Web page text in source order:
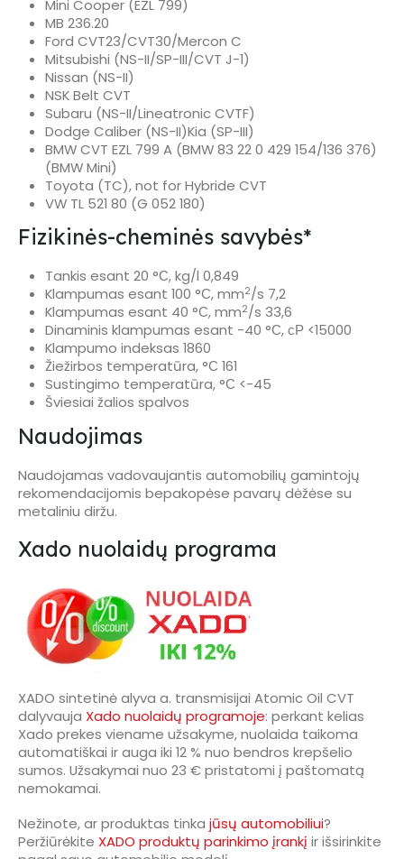
Mini Cooper (EZL 799)
MB 236.20
Ford CVT23/CVT30/Mercon C
Mitsubishi (NS-II/SP-III/CVT J-1)
Nissan (NS-II)
NSK Belt CVT
Subaru (NS-II/Lineatronic CVTF)
Dodge Caliber (NS-II)Kia (SP-III)
BMW CVT EZL 799 A (BMW 83 22 0 429 154/136 376)
(BMW Mini)
Toyota (TC), not for Hybride CVT
VW TL 521 80 (G 052 180)
Fizikinės-cheminės savybės*
Tankis esant 20 °С, kg/l 0,849
Klampumas esant 100 °С, mm2/s 7,2
Klampumas esant 40 °С, mm2/s 33,6
Dinaminis klampumas esant -40 °С, сР <15000
Klampumo indeksas 1860
Žiežirbos temperatūra, °С 161
Sustingimo temperatūra, °С <-45
Šviesiai žalios spalvos
Naudojimas
Naudojamas vadovaujantis automobilių gamintojų
rekomendacijomis bepakopėse pavarų dėžėse su
metaliniu diržu.
Xado nuolaidų programa
XADO sintetinė alyva a. transmisijai Atomic Oil CVT
dalyvauja Xado nuolaidų programoje: perkant kelias
Xado prekes viename užsakyme, nuolaida taikoma
automatiškai ir auga iki 12 % nuo bendros krepšelio
sumos. Užsakymai nuo 23 € pristatomi į paštomatą
nemokamai.
Nežinote, ar produktas tinka jūsų automobiliui?
Peržiūrėkite XADO produktų parinkimo įrankį ir išsirinkite